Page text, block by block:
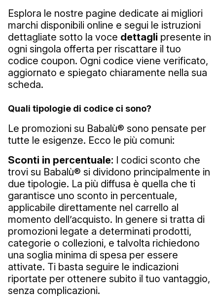
Esplora le nostre pagine dedicate ai migliori
marchi disponibili online e segui le istruzioni
dettagliate sotto la voce dettagli presente in
ogni singola offerta per riscattare il tuo
codice coupon. Ogni codice viene verificato,
aggiornato e spiegato chiaramente nella sua
scheda.
Quali tipologie di codice ci sono?
Le promozioni su Babalù® sono pensate per
tutte le esigenze. Ecco le più comuni:
Sconti in percentuale: I codici sconto che
trovi su Babalù® si dividono principalmente in
due tipologie. La più diffusa è quella che ti
garantisce uno sconto in percentuale,
applicabile direttamente nel carrello al
momento dell’acquisto. In genere si tratta di
promozioni legate a determinati prodotti,
categorie o collezioni, e talvolta richiedono
una soglia minima di spesa per essere
attivate. Ti basta seguire le indicazioni
riportate per ottenere subito il tuo vantaggio,
senza complicazioni.